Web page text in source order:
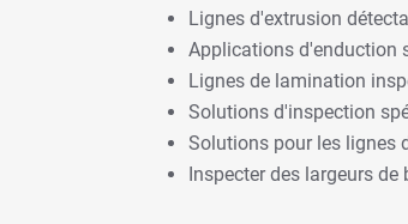
Lignes d'extrusion
Applications d'enduction
Lignes de lamination
Solutions d'inspection
Solutions pour les lignes
Inspecter des largeurs